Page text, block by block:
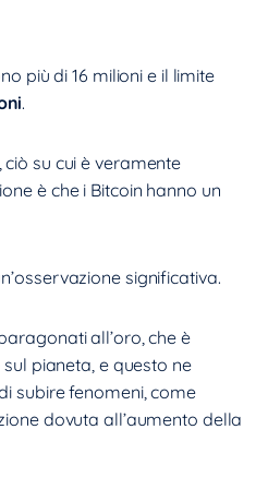
più di 16 milioni e il limite
.
su cui è veramente
è che i Bitcoin hanno un
significativa.
all’oro, che è
pianeta, e questo ne
subire fenomeni, come
dovuta all’aumento della